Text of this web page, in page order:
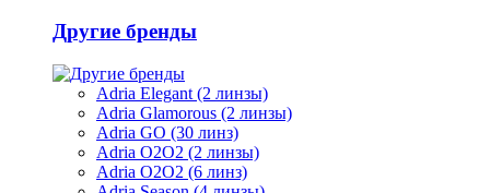
Другие бренды
Adria Elegant (2 линзы)
Adria Glamorous (2 линзы)
Adria GO (30 линз)
Adria O2O2 (2 линзы)
Adria O2O2 (6 линз)